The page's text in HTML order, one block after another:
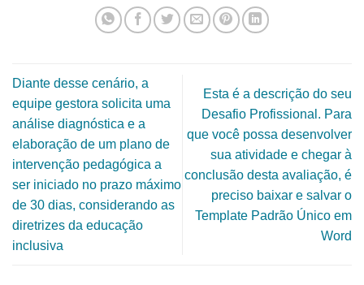
Diante desse cenário, a
equipe gestora solicita uma
análise diagnóstica e a
elaboração de um plano de
intervenção pedagógica a
ser iniciado no prazo máximo
de 30 dias, considerando as
diretrizes da educação
inclusiva
Esta é a descrição do seu
Desafio Profissional. Para
que você possa desenvolver
sua atividade e chegar à
conclusão desta avaliação, é
preciso baixar e salvar o
Template Padrão Único em
Word